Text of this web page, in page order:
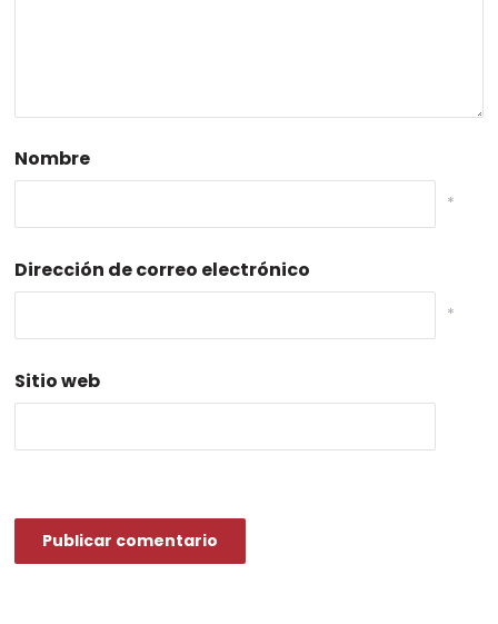
Nombre
*
Dirección de correo electrónico
*
Sitio web